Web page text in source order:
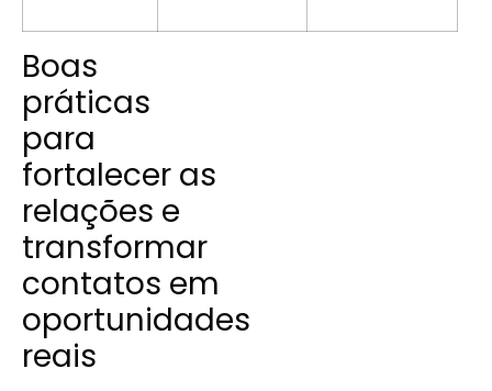
Boas
práticas
para
fortalecer as
relações e
transformar
contatos em
oportunidades
reais